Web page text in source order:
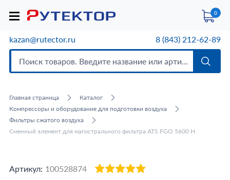
0
kazan@rutector.ru 8 (843) 212-62-89
Главная страница
Каталог
Компрессоры и оборудование для подготовки воздуха
Фильтры сжатого воздуха
Сменный элемент для магистрального фильтра ATS FGO 5600 H
Артикул: 100528874